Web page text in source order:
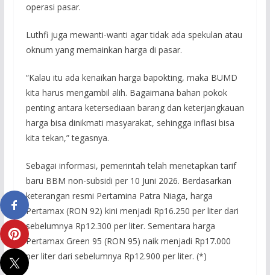
operasi pasar.
Luthfi juga mewanti-wanti agar tidak ada spekulan atau
oknum yang memainkan harga di pasar.
“Kalau itu ada kenaikan harga bapokting, maka BUMD
kita harus mengambil alih. Bagaimana bahan pokok
penting antara ketersediaan barang dan keterjangkauan
harga bisa dinikmati masyarakat, sehingga inflasi bisa
kita tekan,” tegasnya.
Sebagai informasi, pemerintah telah menetapkan tarif
baru BBM non-subsidi per 10 Juni 2026. Berdasarkan
keterangan resmi Pertamina Patra Niaga, harga
Pertamax (RON 92) kini menjadi Rp16.250 per liter dari
sebelumnya Rp12.300 per liter. Sementara harga
Pertamax Green 95 (RON 95) naik menjadi Rp17.000
per liter dari sebelumnya Rp12.900 per liter. (*)